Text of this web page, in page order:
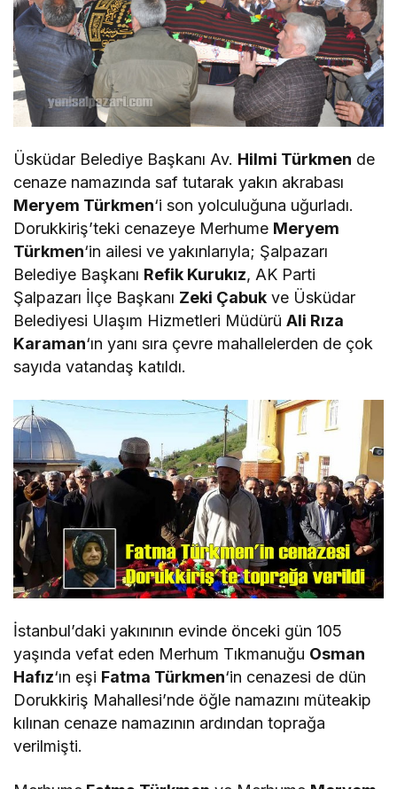
Üsküdar Belediye Başkanı Av. Hilmi Türkmen de
cenaze namazında saf tutarak yakın akrabası
Meryem Türkmen‘i son yolculuğuna uğurladı.
Dorukkiriş’teki cenazeye Merhume Meryem
Türkmen‘in ailesi ve yakınlarıyla; Şalpazarı
Belediye Başkanı Refik Kurukız, AK Parti
Şalpazarı İlçe Başkanı Zeki Çabuk ve Üsküdar
Belediyesi Ulaşım Hizmetleri MüdürüAli Rıza
Karaman‘ın yanı sıra çevre mahallelerden de çok
sayıda vatandaş katıldı.
İstanbul’daki yakınının evinde önceki gün 105
yaşında vefat eden Merhum Tıkmanuğu Osman
Hafız‘ın eşi Fatma Türkmen‘in cenazesi de dün
Dorukkiriş Mahallesi’nde öğle namazını müteakip
kılınan cenaze namazının ardından toprağa
verilmişti.